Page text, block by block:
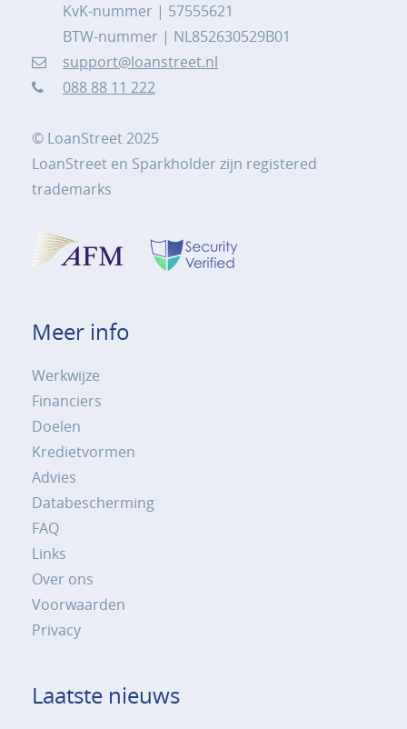
KvK-nummer | 57555621
BTW-nummer | NL852630529B01
support@loanstreet.nl
088 88 11 222
© LoanStreet 2025
LoanStreet en Sparkholder zijn registered
trademarks
Meer info
Werkwijze
Financiers
Doelen
Kredietvormen
Advies
Databescherming
FAQ
Links
Over ons
Voorwaarden
Privacy
Laatste nieuws